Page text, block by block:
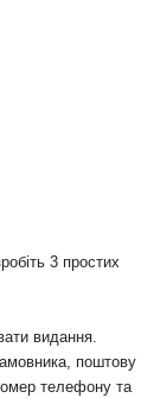
3 простих
видання.
поштову
телефону та